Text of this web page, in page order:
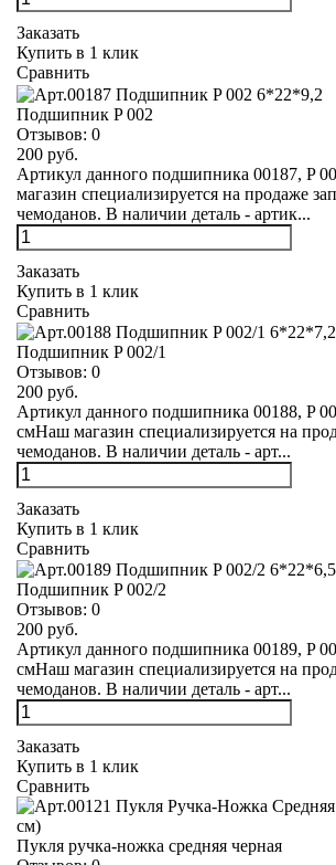
Заказать
Купить в 1 клик
Сравнить
Подшипник P 002
Отзывов: 0
200 руб.
Артикул данного подшипника 00187, P
магазин специализируется на продаже
чемоданов. В наличии деталь - артик...
Заказать
Купить в 1 клик
Сравнить
Подшипник P 002/1
Отзывов: 0
200 руб.
Артикул данного подшипника 00188, P
смНаш магазин специализируется на
чемоданов. В наличии деталь - арт...
Заказать
Купить в 1 клик
Сравнить
Подшипник P 002/2
Отзывов: 0
200 руб.
Артикул данного подшипника 00189, P
смНаш магазин специализируется на
чемоданов. В наличии деталь - арт...
Заказать
Купить в 1 клик
Сравнить
Пукля ручка-ножка средняя черная